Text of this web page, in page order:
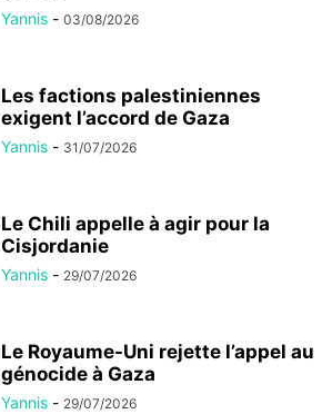
Yannis - 03/08/2026
Les factions palestiniennes
exigent l’accord de Gaza
Yannis - 31/07/2026
Le Chili appelle à agir pour la
Cisjordanie
Yannis - 29/07/2026
Le Royaume-Uni rejette l’appel au
génocide à Gaza
Yannis - 29/07/2026